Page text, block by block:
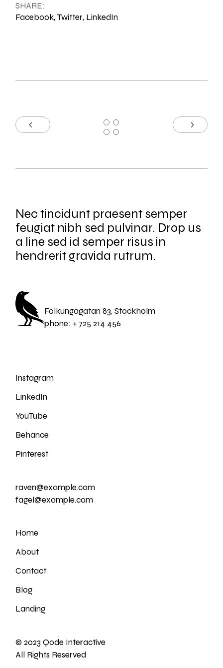
SHARE:
Facebook Twitter LinkedIn
Nec tincidunt praesent semper
feugiat nibh sed pulvinar. Drop us
a line sed id semper risus in
hendrerit gravida rutrum.
Folkungagatan 83, Stockholm
phone: + 725 214 456
Instagram
LinkedIn
YouTube
Behance
Pinterest
raven@example.com
fagel@example.com
Home
About
Contact
Blog
Landing
© 2023 Qode Interactive
All Rights Reserved